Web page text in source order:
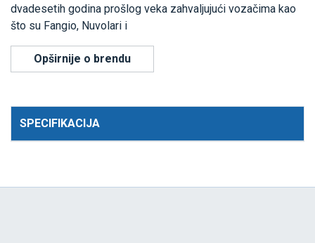
dvadesetih godina prošlog veka zahvaljujući vozačima kao
što su Fangio, Nuvolari i
Opširnije o brendu
SPECIFIKACIJA